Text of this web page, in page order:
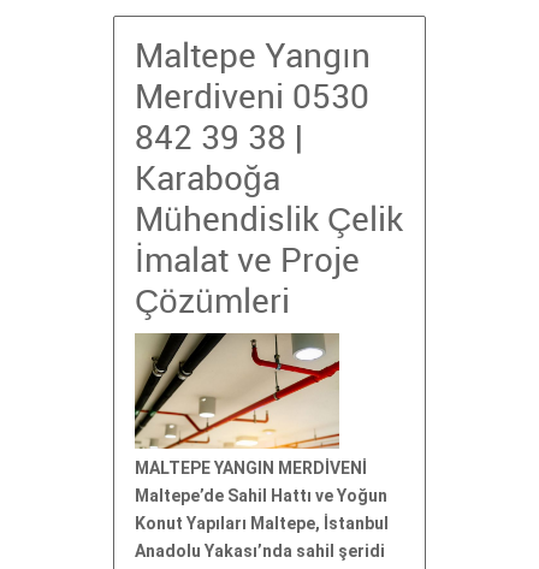
Maltepe Yangın
Merdiveni 0530
842 39 38 |
Karaboğa
Mühendislik Çelik
İmalat ve Proje
Çözümleri
MALTEPE YANGIN MERDİVENİ
Maltepe’de Sahil Hattı ve Yoğun
Konut Yapıları Maltepe, İstanbul
Anadolu Yakası’nda sahil şeridi